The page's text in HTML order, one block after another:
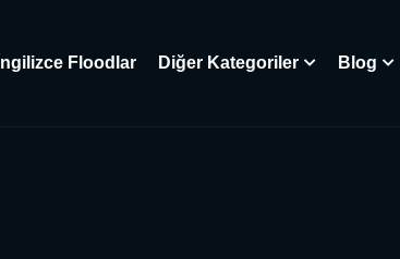
İngilizce Floodlar Diğer Kategoriler Blog